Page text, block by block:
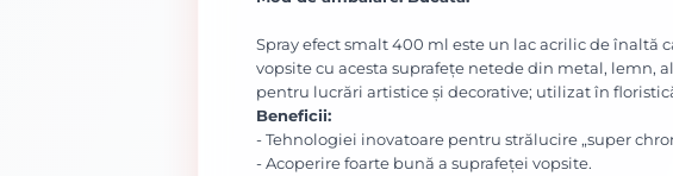
Spray efect smalt 400 ml este un lac acrilic de înaltă
vopsite cu acesta suprafeţe netede din metal, lemn,
pentru lucrări artistice şi decorative; utilizat în
Beneficii:
- Tehnologiei inovatoare pentru strălucire „super
- Acoperire foarte bună a suprafeţei vopsite.